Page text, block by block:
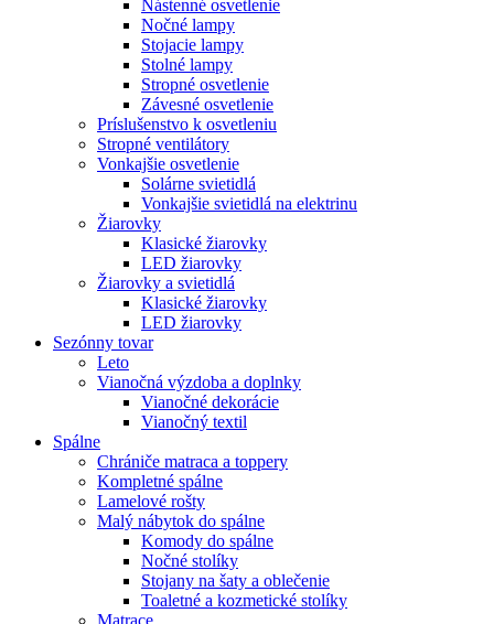
Nástenné osvetlenie
Nočné lampy
Stojacie lampy
Stolné lampy
Stropné osvetlenie
Závesné osvetlenie
Príslušenstvo k osvetleniu
Stropné ventilátory
Vonkajšie osvetlenie
Solárne svietidlá
Vonkajšie svietidlá na elektrinu
Žiarovky
Klasické žiarovky
LED žiarovky
Žiarovky a svietidlá
Klasické žiarovky
LED žiarovky
Sezónny tovar
Leto
Vianočná výzdoba a doplnky
Vianočné dekorácie
Vianočný textil
Spálne
Chrániče matraca a toppery
Kompletné spálne
Lamelové rošty
Malý nábytok do spálne
Komody do spálne
Nočné stolíky
Stojany na šaty a oblečenie
Toaletné a kozmetické stolíky
Matrace